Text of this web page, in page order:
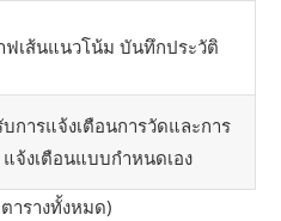
ฟเส้นแนวโน้ม บันทึกประวัติ
บการแจ้งเตือนการวัดและการ
แจ้งเตือนแบบกำหนดเอง
ารางทั้งหมด)